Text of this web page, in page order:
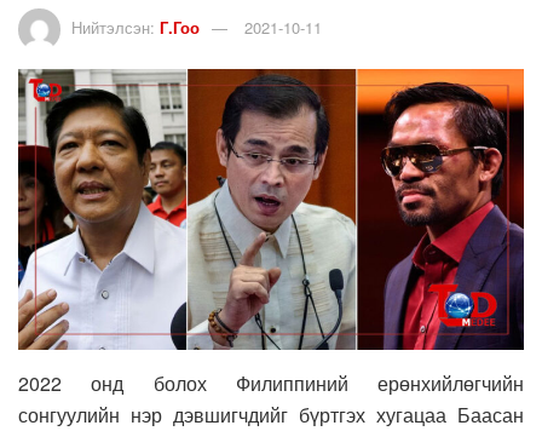
Нийтэлсэн: Г.Гоо 2021-10-11
2022 онд болох Филиппиний ерөнхийлөгчийн
сонгуулийн нэр дэвшигчдийг бүртгэх хугацаа Баасан